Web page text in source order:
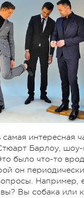
самая интересная
Барлоу,
было что-то
он
Например,
вы? Вы собака или